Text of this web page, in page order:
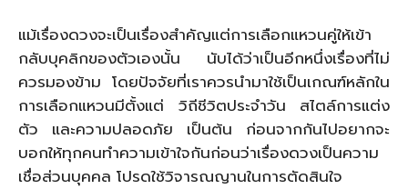
แม้เรื่องดวงจะเป็นเรื่องสำคัญแต่การเลือกแหวนคู่ให้เข้า
กลับบุคลิกของตัวเองนั้น นับได้ว่าเป็นอีกหนึ่งเรื่องที่ไม่
ควรมองข้าม โดยปัจจัยที่เราควรนำมาใช้เป็นเกณฑ์หลักใน
การเลือกแหวนมีตั้งแต่ วิถีชีวิตประจำวัน สไตล์การแต่ง
ตัว และความปลอดภัย เป็นต้น ก่อนจากกันไปอยากจะ
บอกให้ทุกคนทำความเข้าใจกันก่อนว่าเรื่องดวงเป็นความ
เชื่อส่วนบุคคล โปรดใช้วิจารณญานในการตัดสินใจ